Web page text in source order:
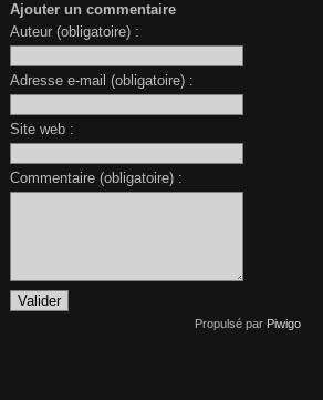
Ajouter un commentaire
Auteur (obligatoire) :
Adresse e-mail (obligatoire) :
Site web :
Commentaire (obligatoire) :
Propulsé par Piwigo